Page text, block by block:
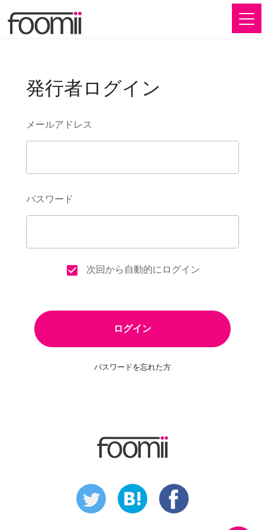
発行者ログイン
メールアドレス
パスワード
check_box 次回から自動的にログイン
パスワードを忘れた方